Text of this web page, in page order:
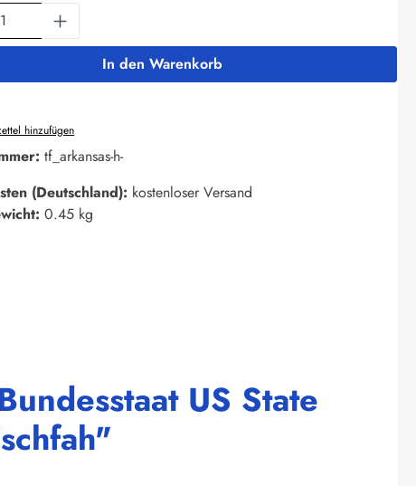
Anzahl: Gib den gewünschten Wert ein
In den Warenkorb
hinzufügen
tf_arkansas-h-
(Deutschland): kostenloser Versand
0.45 kg
US State